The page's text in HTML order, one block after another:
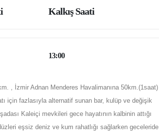
Kalkış Saati
13:00
, İzmir Adnan Menderes Havalimanına 50km.(1saat)
için fazlasıyla alternatif sunan bar, kulüp ve değişik
Kaleiçi mevkileri gece hayatının kalbinin attığı
eşsiz deniz ve kum rahatlığı sağlarken geceleride